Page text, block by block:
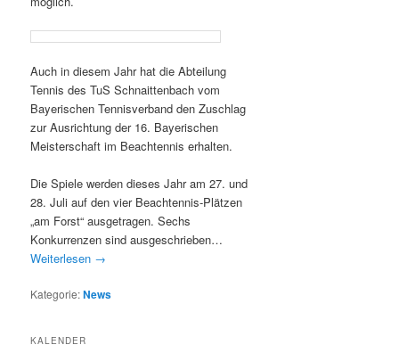
Auch in diesem Jahr hat die Abteilung
Tennis des TuS Schnaittenbach vom
Bayerischen Tennisverband den Zuschlag
zur Ausrichtung der 16. Bayerischen
Meisterschaft im Beachtennis erhalten.
Die Spiele werden dieses Jahr am 27. und
28. Juli auf den vier Beachtennis-Plätzen
„am Forst“ ausgetragen. Sechs
Konkurrenzen sind ausgeschrieben…
Weiterlesen →
Kategorie:News
KALENDER